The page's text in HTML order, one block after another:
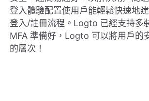
登入體驗配置使用戶能輕鬆快速地
登入/註冊流程。Logto 已經支持多
MFA 準備好，Logto 可以將用戶的
的層次！